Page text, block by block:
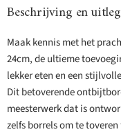
Beschrijving en uitleg
Maak kennis met het
24cm, de ultieme
lekker eten en een
Dit betoverende
meesterwerk dat is
zelfs borrels om te